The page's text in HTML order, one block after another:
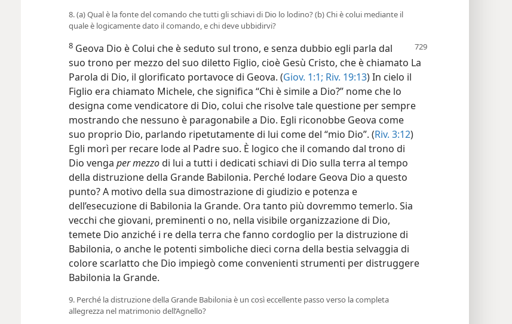
8. (a) Qual è la fonte del comando che tutti gli schiavi di Dio lo lodino? (b) Chi è colui mediante il
quale è logicamente dato il comando, e chi deve ubbidirvi?
8 Geova Dio è Colui che è seduto sul trono, e senza dubbio egli parla dal
suo trono per mezzo del suo diletto Figlio, cioè Gesù Cristo, che è chiamato La
Parola di Dio, il glorificato portavoce di Geova. (Giov. 1:1; Riv. 19:13) In cielo il
Figlio era chiamato Michele, che significa “Chi è simile a Dio?” nome che lo
designa come vendicatore di Dio, colui che risolve tale questione per sempre
mostrando che nessuno è paragonabile a Dio. Egli riconobbe Geova come
suo proprio Dio, parlando ripetutamente di lui come del “mio Dio”. (Riv. 3:12)
Egli morì per recare lode al Padre suo. È logico che il comando dal trono di
Dio venga per mezzodi lui a tutti i dedicati schiavi di Dio sulla terra al tempo
della distruzione della Grande Babilonia. Perché lodare Geova Dio a questo
punto? A motivo della sua dimostrazione di giudizio e potenza e
dell’esecuzione di Babilonia la Grande. Ora tanto più dovremmo temerlo. Sia
vecchi che giovani, preminenti o no, nella visibile organizzazione di Dio,
temete Dio anziché i re della terra che fanno cordoglio per la distruzione di
Babilonia, o anche le potenti simboliche dieci corna della bestia selvaggia di
colore scarlatto che Dio impiegò come convenienti strumenti per distruggere
Babilonia la Grande.
9. Perché la distruzione della Grande Babilonia è un così eccellente passo verso la completa
allegrezza nel matrimonio dell’Agnello?